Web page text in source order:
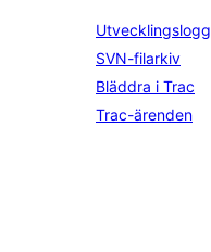
Utvecklingslogg
SVN-filarkiv
Bläddra i Trac
Trac-ärenden